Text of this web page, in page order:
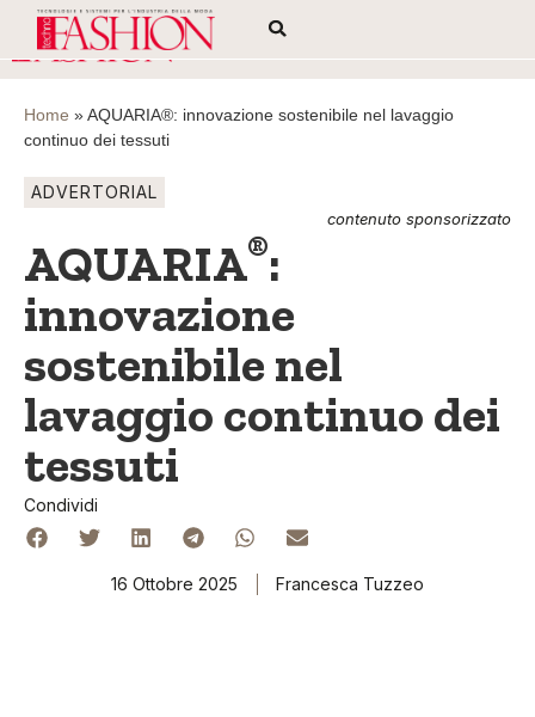
Home »AQUARIA®: innovazione sostenibile nel lavaggio
continuo dei tessuti
ADVERTORIAL
contenuto sponsorizzato
AQUARIA®:
innovazione
sostenibile nel
lavaggio continuo dei
tessuti
Condividi
16 Ottobre 2025 Francesca Tuzzeo